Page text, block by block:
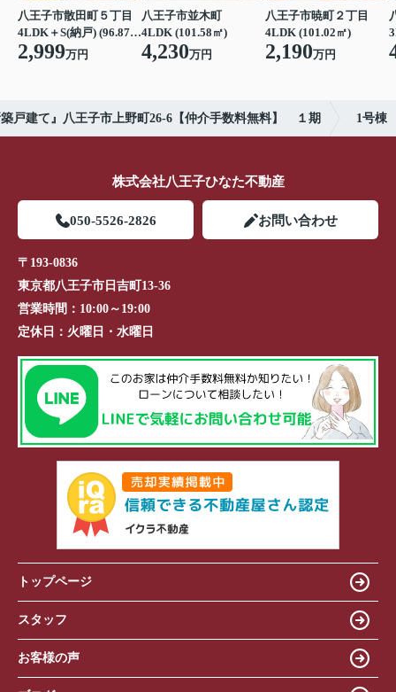
八王子市散田町５丁目
4LDK＋S(納戸) (96.87㎡)
2,999万円
八王子市並木町
4LDK (101.58㎡)
4,230万円
八王子市暁町２丁目
4LDK (101.02㎡)
2,190万円
戸建て』八王子市上野町26-6【仲介手数料無料】 １期 1号棟
株式会社八王子ひなた不動産
050-5526-2826 お問い合わせ
〒193-0836
東京都八王子市日吉町13-36
営業時間： 10:00～19:00
定休日： 火曜日・水曜日
トップページ
スタッフ
お客様の声